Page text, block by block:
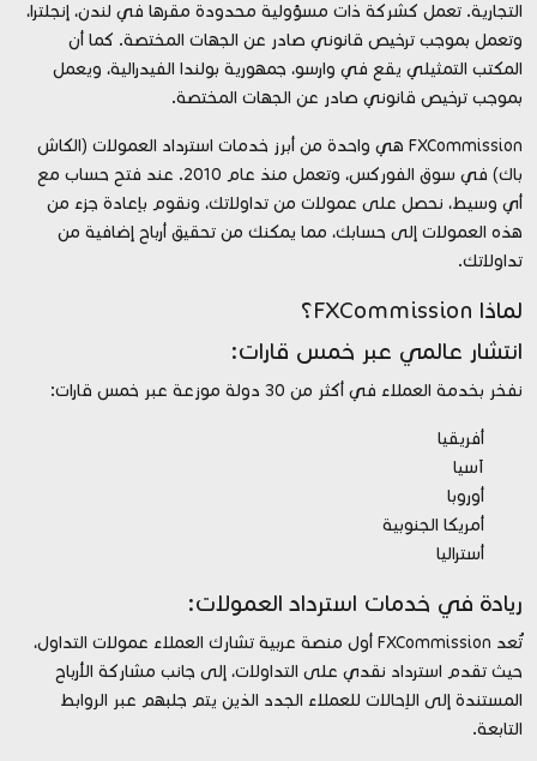
التجارية. تعمل كشركة ذات مسؤولية محدودة مقرها في لندن، إنجلترا،
وتعمل بموجب ترخيص قانوني صادر عن الجهات المختصة. كما أن
المكتب التمثيلي يقع في وارسو، جمهورية بولندا الفيدرالية، ويعمل
بموجب ترخيص قانوني صادر عن الجهات المختصة.
FXCommission هي واحدة من أبرز خدمات استرداد العمولات (الكاش
باك) في سوق الفوركس، وتعمل منذ عام 2010. عند فتح حساب مع
أي وسيط، نحصل على عمولات من تداولاتك، ونقوم بإعادة جزء من
هذه العمولات إلى حسابك، مما يمكنك من تحقيق أرباح إضافية من
تداولاتك.
لماذا FXCommission؟
انتشار عالمي عبر خمس قارات:
نفخر بخدمة العملاء في أكثر من 30 دولة موزعة عبر خمس قارات:
أفريقيا
آسيا
أوروبا
أمريكا الجنوبية
أستراليا
ريادة في خدمات استرداد العمولات:
تُعد FXCommission أول منصة عربية تشارك العملاء عمولات التداول،
حيث تقدم استرداد نقدي على التداولات، إلى جانب مشاركة الأرباح
المستندة إلى الإحالات للعملاء الجدد الذين يتم جلبهم عبر الروابط
التابعة.